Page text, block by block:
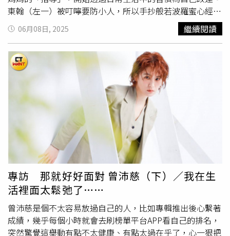
東翰（左一）被叮嚀要防小人，所以手抄般若波羅蜜心經改
運，Vin（左二）會隨身帶著各國的平安符，雁凱（右二）
當兵時曾有低血糖險暈倒的經驗，因此食物不離身，承慶
（右一）的皮卡丘公仔是粉絲送的，他非常珍惜地帶著。
（圖／
攝）東翰的包包中隨身帶著手抄的般若波羅蜜
心經，「Vin媽媽說我要多唸經文、多抄經文，能讓我的人
生舒服一點，她說我有一個『洞』，叫我要防小人，還好目
前還沒遇過小人！」被Vin虧：「我媽說他歹命啦！」另外
一位被Vin媽媽算過命的團員Alex則截然相反，Vin媽媽說他
的桃花運非常多，而且整個「庫」是滿的，所以平時要多捐
錢，不然其他的「運」會進不來。Vin表示媽媽並不是專門
算易經的，只是因為有興趣所以到易經大學上課，「媽媽大
大小小的事情都會算，每次帶朋友去她都會講得很詳細，反
而是我的她不會講太多。」Vin的包包中也有各式各樣的平
安符，包括日本伏見稻荷大社的特別版御守，還有媽媽到印
度求的葉子，笑說：「各大國都在保護我！」而他出去玩也
不忘為團員們求平安符，可見8人之間的好感情。除了般若
波羅蜜心經，東翰的包包中也有不少特別的小物，例如外送
員在用的零錢盒，他表示自己的錢包中通常只會放紙鈔，零
06月08日, 2025 繼續閱讀
專訪 那就好好面對 曾沛慈（下）／我在生
活裡面太鬆弛了……
曾沛慈是個不太容易放過自己的人，比如專輯推出後心繫著
成績，幾乎每個小時就會去刷榜單平台APP看自己的排名，
突然驚覺這舉動有點不太健康、有點太過在乎了，心一狠把